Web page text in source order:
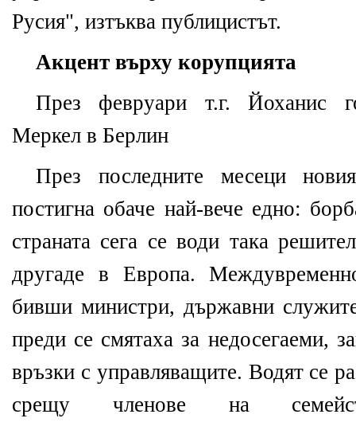
Русия", изтъква публицистът.
Акцент върху корупцията
През февруари т.г. Йоханис
Меркел в Берлин
През последните месеци
постигна обаче най-вече едно:
страната сега се води така
другаде в Европа.
бивши министри, държавни
преди се смятаха за недосегаеми,
връзки с управляващите. Водят се
срещу членове на